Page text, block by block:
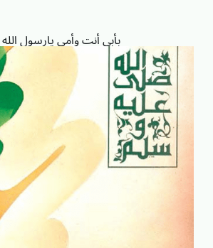
بأبي أنت وأمي يارسول